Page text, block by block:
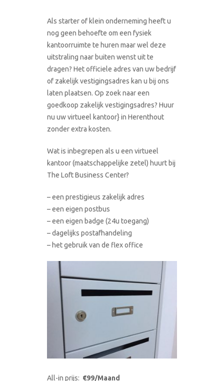
Als starter of klein onderneming heeft u
nog geen behoefte om een fysiek
kantoorruimte te huren maar wel deze
uitstraling naar buiten wenst uit te
dragen? Het officiele adres van uw bedrijf
of zakelijk vestigingsadres kan u bij ons
laten plaatsen. Op zoek naar een
goedkoop zakelijk vestigingsadres? Huur
nu uw virtueel kantoor} in Herenthout
zonder extra kosten.
Wat is inbegrepen als u een virtueel
kantoor (maatschappelijke zetel) huurt bij
The Loft Business Center?
– een prestigieus zakelijk adres
– een eigen postbus
– een eigen badge (24u toegang)
– dagelijks postafhandeling
– het gebruik van de flex office
All-in prijs: €99/Maand